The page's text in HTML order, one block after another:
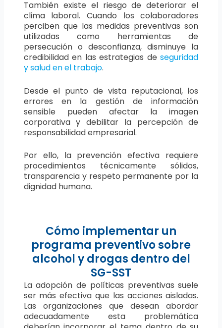
También existe el riesgo de deteriorar el
clima laboral. Cuando los colaboradores
perciben que las medidas preventivas son
utilizadas como herramientas de
persecución o desconfianza, disminuye la
credibilidad en las estrategias deseguridad
y salud en el trabajo.
Desde el punto de vista reputacional, los
errores en la gestión de información
sensible pueden afectar la imagen
corporativa y debilitar la percepción de
responsabilidad empresarial.
Por ello, la prevención efectiva requiere
procedimientos técnicamente sólidos,
transparencia y respeto permanente por la
dignidad humana.
Cómo implementar un
programa preventivo sobre
alcohol y drogas dentro del
SG-SST
La adopción de políticas preventivas suele
ser más efectiva que las acciones aisladas.
Las organizaciones que desean abordar
adecuadamente esta problemática